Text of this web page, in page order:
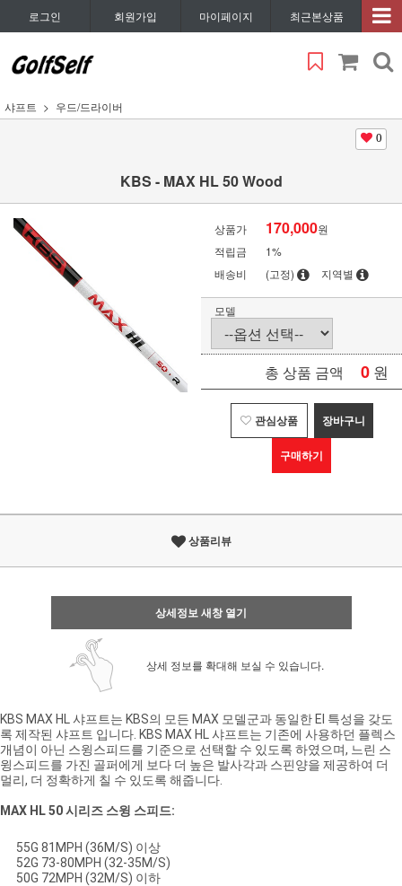
로그인 회원가입 마이페이지 최근본상품
샤프트 우드/드라이버
0
KBS - MAX HL 50 Wood
상품가 170,000원
적립금
1%
배송비
(고정) 지역별
모델
총 상품 금액 0 원
관심상품 장바구니
구매하기
상품리뷰
상세정보 새창 열기
상세 정보를 확대해 보실 수 있습니다.
KBS MAX HL 샤프트는 KBS의 모든 MAX 모델군과 동일한 EI 특성을 갖도
록 제작된 샤프트 입니다. KBS MAX HL 샤프트는 기존에 사용하던 플렉스
개념이 아닌 스윙스피드를 기준으로 선택할 수 있도록 하였으며, 느린 스
윙스피드를 가진 골퍼에게 보다 더 높은 발사각과 스핀양을 제공하여 더
멀리, 더 정확하게 칠 수 있도록 해줍니다.
MAX HL 50 시리즈 스윙 스피드:
55G 81MPH (36M/S) 이상
52G 73-80MPH (32-35M/S)
50G 72MPH (32M/S) 이하